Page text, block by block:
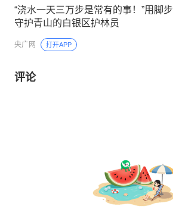
“浇水一天三万步是常有的事！”用脚步
守护青山的白银区护林员
央广网 打开APP
评论